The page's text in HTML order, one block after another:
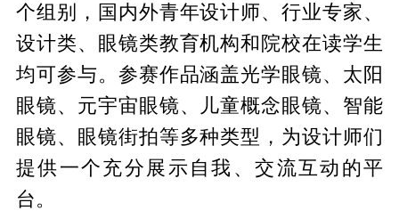
个组别，国内外青年设计师、行业专家、
设计类、眼镜类教育机构和院校在读学生
均可参与。参赛作品涵盖光学眼镜、太阳
眼镜、元宇宙眼镜、儿童概念眼镜、智能
眼镜、眼镜街拍等多种类型，为设计师们
提供一个充分展示自我、交流互动的平
台。